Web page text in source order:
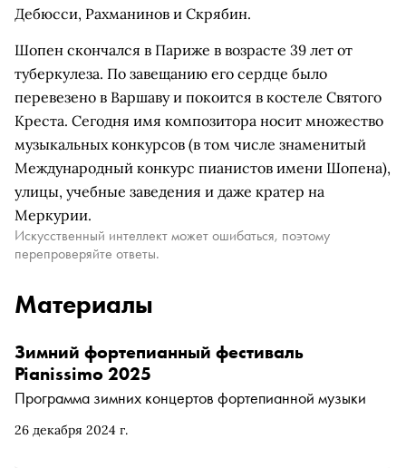
Дебюсси, Рахманинов и Скрябин.
Шопен скончался в Париже в возрасте 39 лет от
туберкулеза. По завещанию его сердце было
перевезено в Варшаву и покоится в костеле Святого
Креста. Сегодня имя композитора носит множество
музыкальных конкурсов (в том числе знаменитый
Международный конкурс пианистов имени Шопена),
улицы, учебные заведения и даже кратер на
Меркурии.
Искусственный интеллект может ошибаться, поэтому
перепроверяйте ответы.
Материалы
26 декабря 2024 г.
Зимний фортепианный фестиваль
Pianissimo 2025
Программа зимних концертов фортепианной музыки